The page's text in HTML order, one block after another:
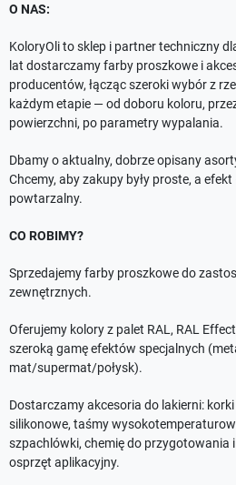
O NAS:
KoloryOli to sklep i partner techniczny
lat dostarczamy farby proszkowe i
producentów, łącząc szeroki wybór z
każdym etapie — od doboru koloru,
powierzchni, po parametry wypalania.
Dbamy o aktualny, dobrze opisany
Chcemy, aby zakupy były proste, a
powtarzalny.
CO ROBIMY?
Sprzedajemy farby proszkowe do
zewnętrznych.
Oferujemy kolory z palet RAL, RAL
szeroką gamę efektów specjalnych
mat/supermat/połysk).
Dostarczamy akcesoria do lakierni:
silikonowe, taśmy
szpachlówki, chemię do przygotowania
osprzęt aplikacyjny.